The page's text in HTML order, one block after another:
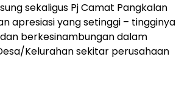
sekaligus Pj Camat Pangkalan
apresiasi yang setinggi – tingginya
berkesinambungan dalam
Kelurahan sekitar perusahaan